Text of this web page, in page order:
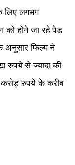
लगभग
होने जा रहे पेड
अनुसार फिल्म ने
रुपये से ज्यादा की
रुपये के करीब